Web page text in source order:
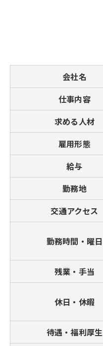
会社名
仕事内容
求める人材
雇用形態
給与
勤務地
交通アクセス
勤務時間・曜日
残業・手当
休日・休暇
待遇・福利厚生